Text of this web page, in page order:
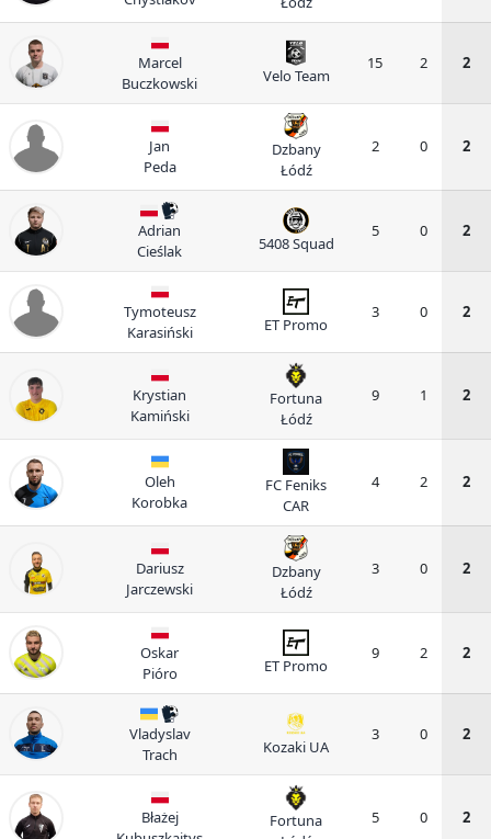
Marcel
Buczkowski
Velo Team
15 2 2
Jan
Peda
Dzbany
Łódź
2 0 2
Adrian
Cieślak
5408 Squad
5 0 2
Tymoteusz
Karasiński
ET Promo
3 0 2
Krystian
Kamiński
Fortuna
Łódź
9 1 2
Oleh
Korobka
FC Feniks
CAR
4 2 2
Dariusz
Jarczewski
Dzbany
Łódź
3 0 2
Oskar
Pióro
ET Promo
9 2 2
Vladyslav
Trach
Kozaki UA
3 0 2
Błażej
Fortuna
5 0 2